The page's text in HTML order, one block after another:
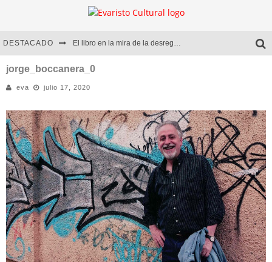
DESTACADO El libro en la mira de la desregulación
Marcelo Rubio | El llovedor
Diego Meret | Hotel Acapulco
Alejandra Correa | La nieve
jorge_boccanera_0
eva julio 17, 2020